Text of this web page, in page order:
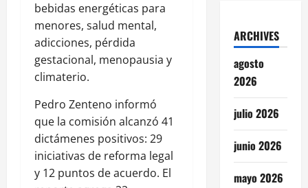
bebidas energéticas para
menores, salud mental,
adicciones, pérdida
gestacional, menopausia y
climaterio.
Pedro Zenteno informó
que la comisión alcanzó 41
dictámenes positivos: 29
iniciativas de reforma legal
y 12 puntos de acuerdo. El
ARCHIVES
agosto
2026
julio 2026
junio 2026
mayo 2026